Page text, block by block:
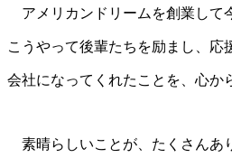
アメリカンドリームを創業して
こうやって後輩たちを励まし、応
会社になってくれたことを、心か
素晴らしいことが、たくさんあ